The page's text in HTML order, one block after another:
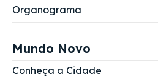
Organograma
Mundo Novo
Conheça a Cidade